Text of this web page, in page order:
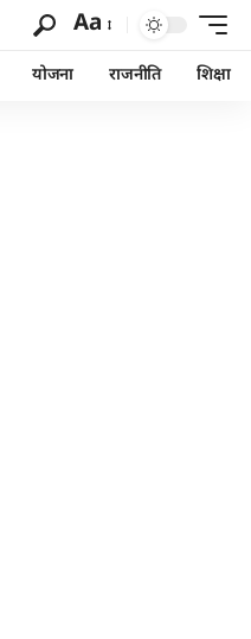
Aa
योजना राजनीति शिक्षा